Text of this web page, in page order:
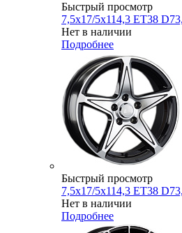
Быстрый просмотр
7,5x17/5x114,3 ET38
Нет в наличии
Подробнее
Быстрый просмотр
7,5x17/5x114,3 ET38
Нет в наличии
Подробнее